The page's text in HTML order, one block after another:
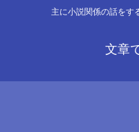
主に小説関係の話をす
文章